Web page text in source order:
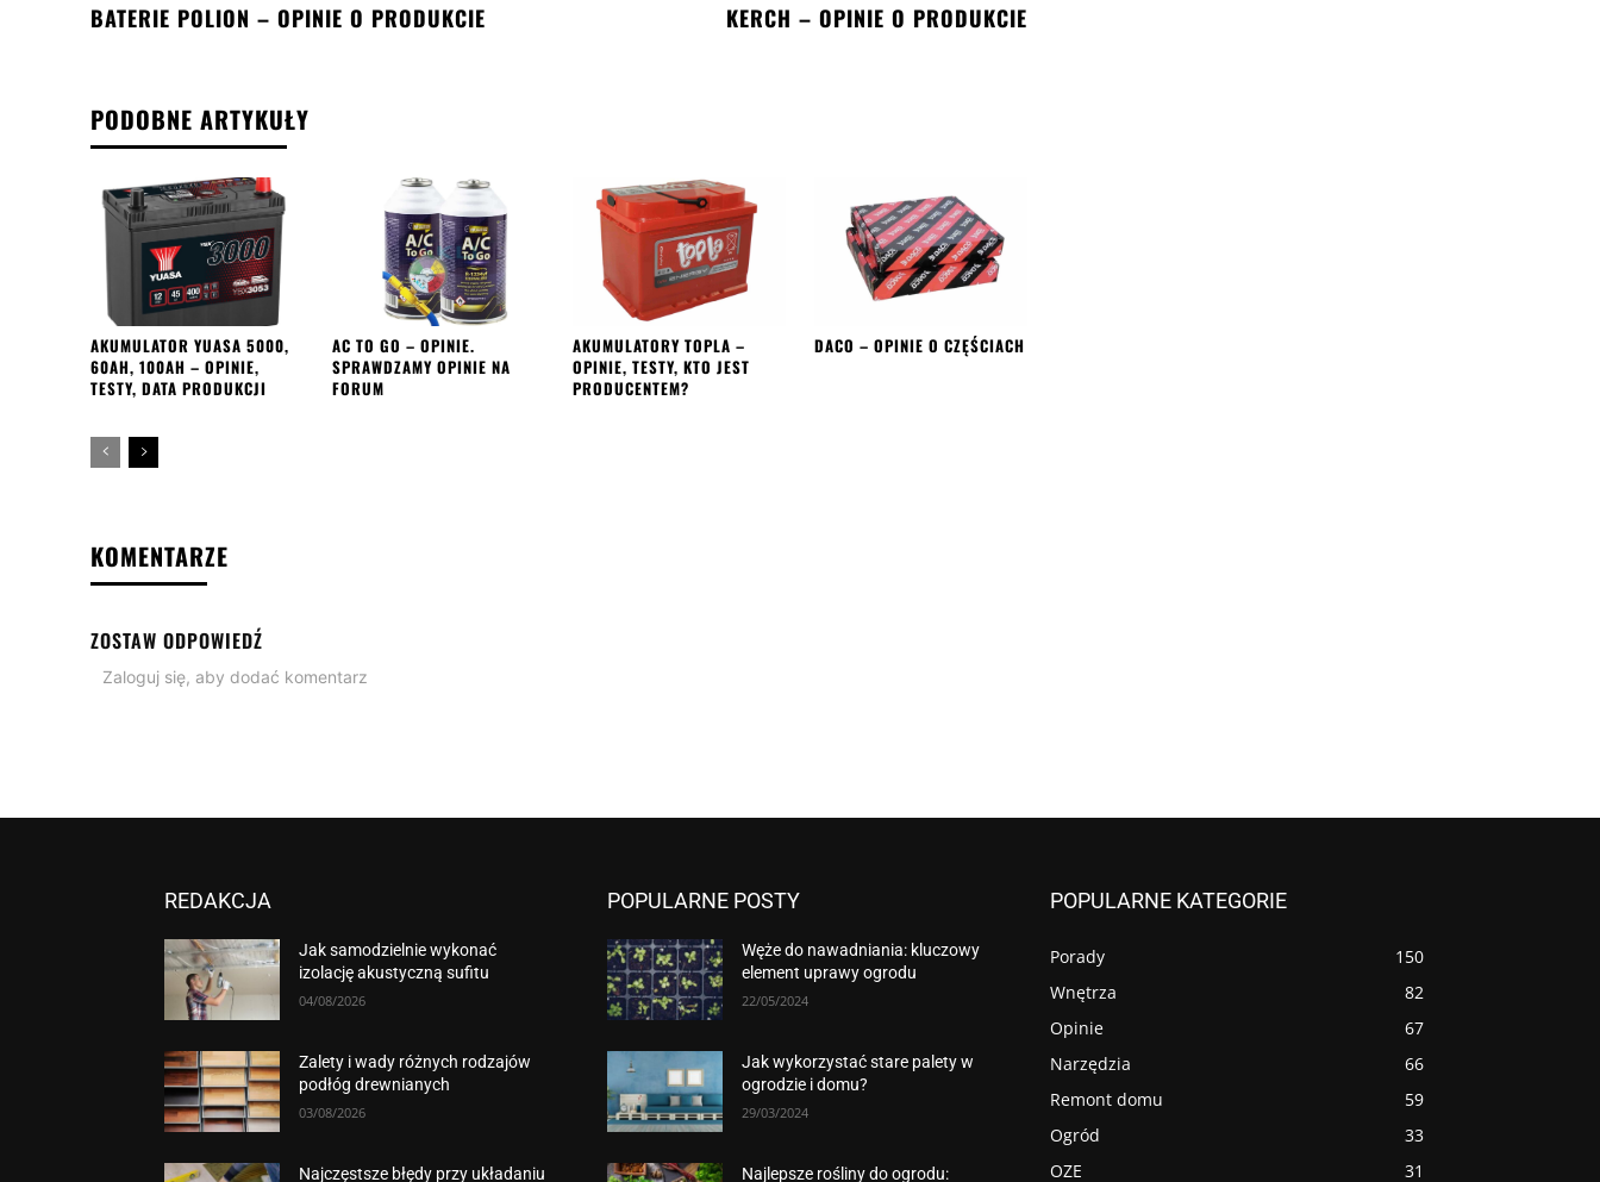
BATERIE POLION – OPINIE O PRODUKCIE KERCH – OPINIE O PRODUKCIE
PODOBNE ARTYKUŁY
AKUMULATOR YUASA 5000,
60AH, 100AH – OPINIE,
TESTY, DATA PRODUKCJI
AC TO GO – OPINIE.
SPRAWDZAMY OPINIE NA
FORUM
AKUMULATORY TOPLA –
OPINIE, TESTY, KTO JEST
PRODUCENTEM?
DACO – OPINIE O CZĘŚCIACH
KOMENTARZE
ZOSTAW ODPOWIEDŹ
Zaloguj się, aby dodać komentarz
REDAKCJA
Jak samodzielnie wykonać
izolację akustyczną sufitu
04/08/2026
Zalety i wady różnych rodzajów
podłóg drewnianych
03/08/2026
Najczęstsze błędy przy układaniu
POPULARNE POSTY
Węże do nawadniania: kluczowy
element uprawy ogrodu
22/05/2024
Jak wykorzystać stare palety w
ogrodzie i domu?
29/03/2024
Najlepsze rośliny do ogrodu:
POPULARNE KATEGORIE
Porady
150
Wnętrza
82
Opinie
67
Narzędzia
66
Remont domu
59
Ogród
33
OZE
31